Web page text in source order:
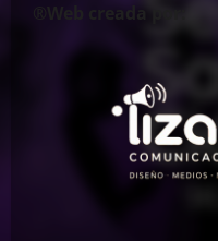
®Web creada por: